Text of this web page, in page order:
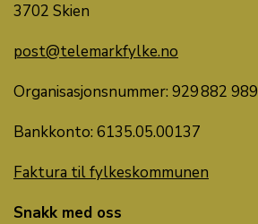
3702 Skien
post@telemarkfylke.no
Organisasjonsnummer: 929 882 989
Bankkonto: 6135.05.00137
Faktura til fylkeskommunen
Snakk med oss